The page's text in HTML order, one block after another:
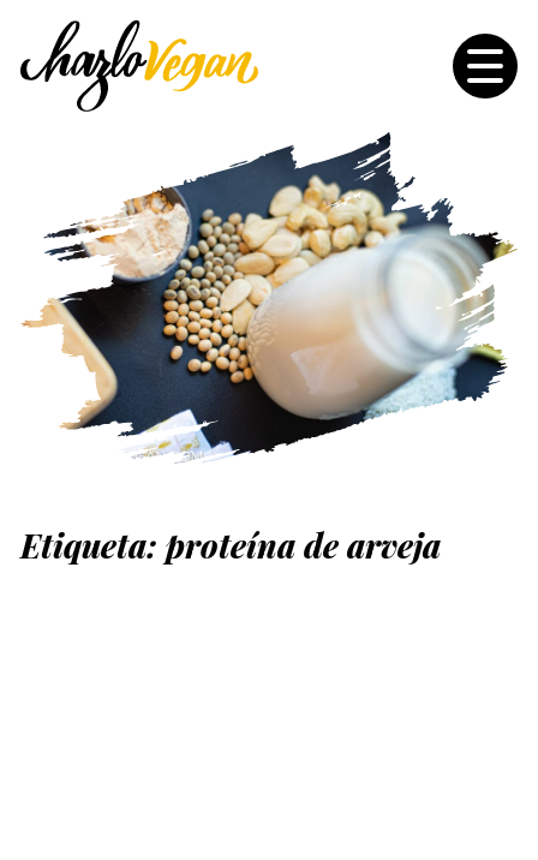
Etiqueta: proteína de arveja